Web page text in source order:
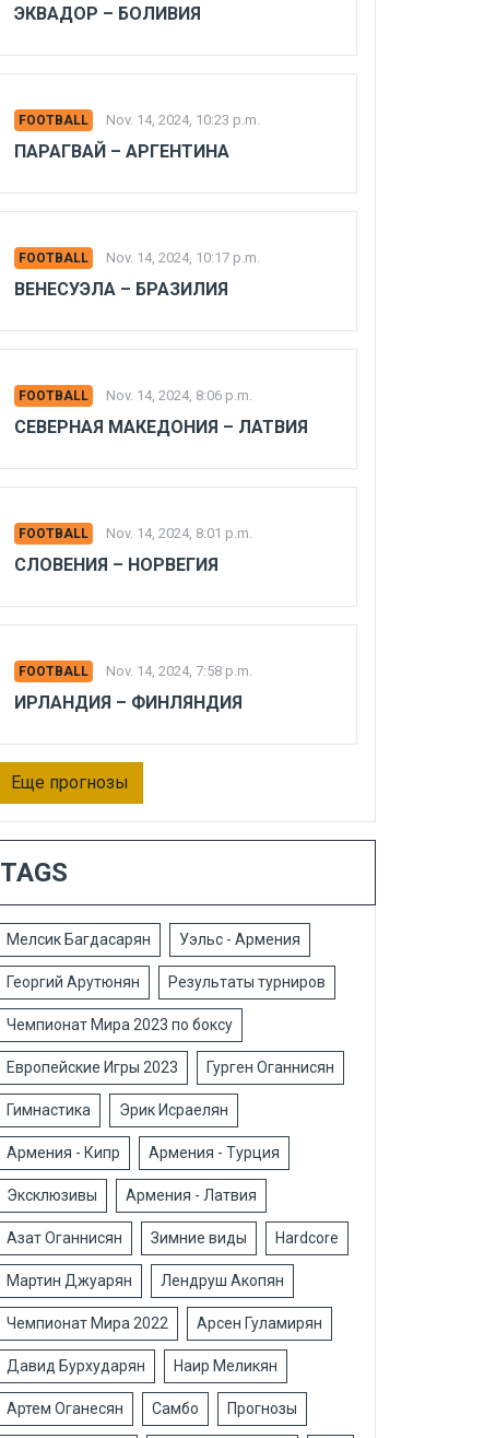
ЭКВАДОР – БОЛИВИЯ
FOOTBALL Nov. 14, 2024, 10:23 p.m.
ПАРАГВАЙ – АРГЕНТИНА
FOOTBALL Nov. 14, 2024, 10:17 p.m.
ВЕНЕСУЭЛА – БРАЗИЛИЯ
FOOTBALL Nov. 14, 2024, 8:06 p.m.
СЕВЕРНАЯ МАКЕДОНИЯ – ЛАТВИЯ
FOOTBALL Nov. 14, 2024, 8:01 p.m.
СЛОВЕНИЯ – НОРВЕГИЯ
FOOTBALL Nov. 14, 2024, 7:58 p.m.
ИРЛАНДИЯ – ФИНЛЯНДИЯ
Еще прогнозы
TAGS
Мелсик Багдасарян Уэльс - Армения
Георгий Арутюнян Результаты турниров
Чемпионат Мира 2023 по боксу
Европейские Игры 2023 Гурген Оганнисян
Гимнастика Эрик Исраелян
Армения - Кипр Армения - Турция
Эксклюзивы Армения - Латвия
Азат Оганнисян Зимние виды Hardcore
Мартин Джуарян Лендруш Акопян
Чемпионат Мира 2022 Арсен Гуламирян
Давид Бурхударян Наир Меликян
Артем Оганесян Самбо Прогнозы